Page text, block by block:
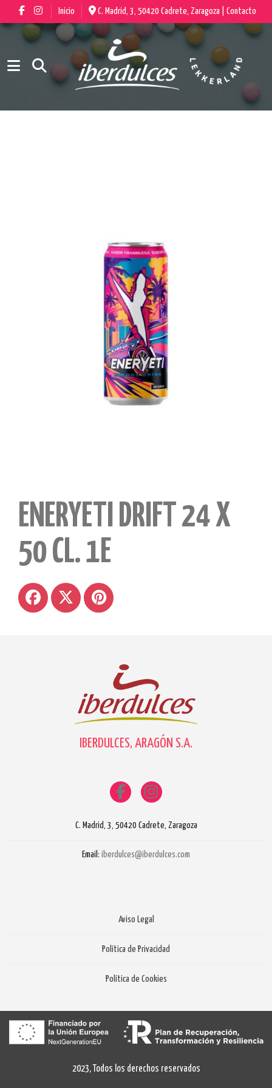
Inicio C. Madrid, 3, 50420 Cadrete, Zaragoza | Contacto
ENERYETI DRIFT 24 X
50 CL. 1E
IBERDULCES, ARAGÓN S.A.
C. Madrid, 3, 50420 Cadrete, Zaragoza
Email: iberdulces@iberdulces.com
Aviso Legal
Política de Privacidad
Política de Cookies
2023, Todos los derechos reservados